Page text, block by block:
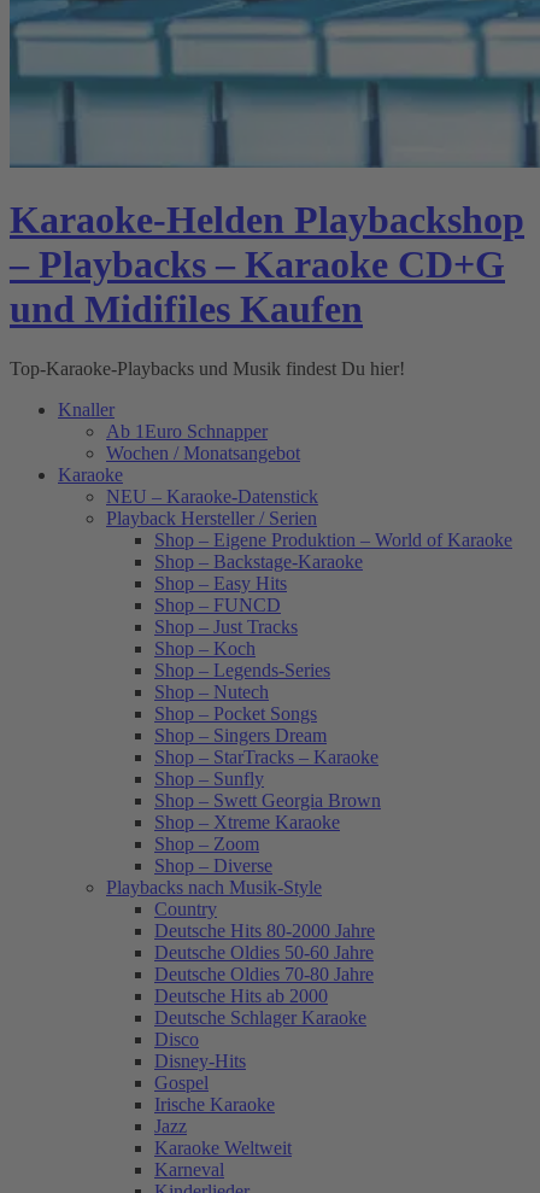
Karaoke-Helden Playbackshop
– Playbacks – Karaoke CD+G
und Midifiles Kaufen
Top-Karaoke-Playbacks und Musik findest Du hier!
Knaller
Ab 1Euro Schnapper
Wochen / Monatsangebot
Karaoke
NEU – Karaoke-Datenstick
Playback Hersteller / Serien
Shop – Eigene Produktion – World of Karaoke
Shop – Backstage-Karaoke
Shop – Easy Hits
Shop – FUNCD
Shop – Just Tracks
Shop – Koch
Shop – Legends-Series
Shop – Nutech
Shop – Pocket Songs
Shop – Singers Dream
Shop – StarTracks – Karaoke
Shop – Sunfly
Shop – Swett Georgia Brown
Shop – Xtreme Karaoke
Shop – Zoom
Shop – Diverse
Playbacks nach Musik-Style
Country
Deutsche Hits 80-2000 Jahre
Deutsche Oldies 50-60 Jahre
Deutsche Oldies 70-80 Jahre
Deutsche Hits ab 2000
Deutsche Schlager Karaoke
Disco
Disney-Hits
Gospel
Irische Karaoke
Jazz
Karaoke Weltweit
Karneval